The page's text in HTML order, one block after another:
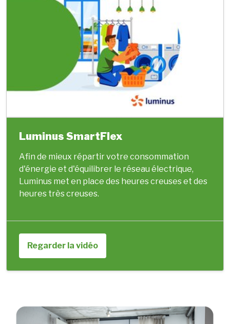
Luminus SmartFlex
Afin de mieux répartir votre consommation
d'énergie et d'équilibrer le réseau électrique,
Luminus met en place des heures creuses et des
heures très creuses.
Regarder la vidéo